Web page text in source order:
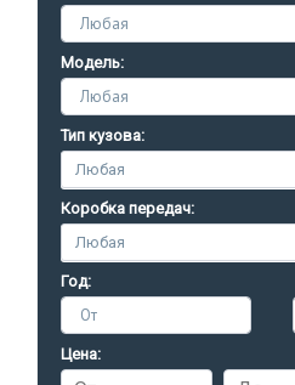
Любая
Модель:
Любая
Тип кузова:
Коробка передач:
Год:
От
Цена: